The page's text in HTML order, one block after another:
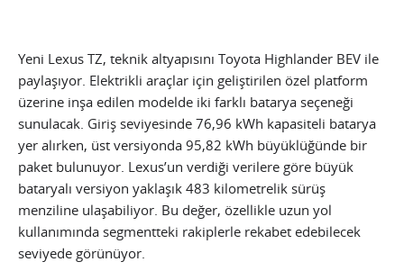
Yeni Lexus TZ, teknik altyapısını Toyota Highlander BEV ile
paylaşıyor. Elektrikli araçlar için geliştirilen özel platform
üzerine inşa edilen modelde iki farklı batarya seçeneği
sunulacak. Giriş seviyesinde 76,96 kWh kapasiteli batarya
yer alırken, üst versiyonda 95,82 kWh büyüklüğünde bir
paket bulunuyor. Lexus’un verdiği verilere göre büyük
bataryalı versiyon yaklaşık 483 kilometrelik sürüş
menziline ulaşabiliyor. Bu değer, özellikle uzun yol
kullanımında segmentteki rakiplerle rekabet edebilecek
seviyede görünüyor.